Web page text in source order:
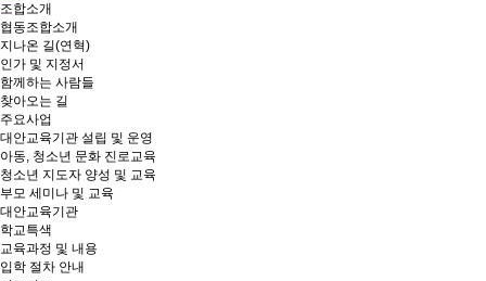
조합소개
협동조합소개
지나온 길(연혁)
인가 및 지정서
함께하는 사람들
찾아오는 길
주요사업
대안교육기관 설립 및 운영
아동, 청소년 문화 진로교육
청소년 지도자 양성 및 교육
부모 세미나 및 교육
대안교육기관
학교특색
교육과정 및 내용
입학 절차 안내